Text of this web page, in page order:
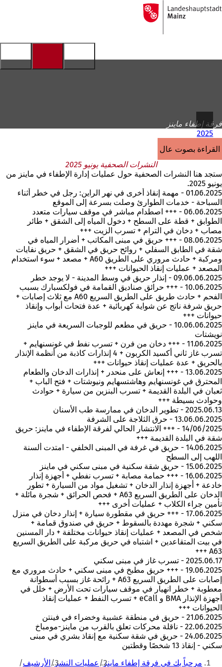
الانتقال إلى المحتوى
إلى
الصفحة
فرقة إطفاء ماينز
2025
القراءة بصوت عالٍ
النشرات الصحفية يونيو 2025
ستجد هنا النشرات الصحفية حول عمليات إدارة الإطفاء في ماينز من
يونيو 2025.
01.06.2025 - مهمة إنقاذ أخرى في نهر الراين: رجل في خطر أثناء
السباحة - خدمات الطوارئ وصلت بسرعة إلى الموقع
06.06.2025 - +++ اصطدام مباشر في موقف سيارات متعدد
الطوابق + قطة على السطح + دخول المياه إلى الشقق + طائر
مصاب + دخان في الترام + تسرب الزيت +++
08.06.2025 - +++ حريق في مبنى المكاتب + أضرار المياه في
شقة في الطابق السفلي + روائح حريق في الشقق + حريق نفايات
ومركبة + حادث مروري على الطريق A60 + مصعد + سوء استخدام
المصعد + عمليات إنقاذ الحيوانات +++
09.06.06.2025 - إنذار حريق في وسط المدينة - لا يوجد خطر
10.06.2025 - +++ حرائق صناديق القمامة في فولكسبارك بسبب
الفحم + حادث طريق على الطريق السريع A60 مع ثلاث إصابات +
حريق شرفة ناتج عن شواية كهربائية + عدة فتحات أبواب وإنقاذ
حيوانات +++
10.06.06.2025 - حريق في مطعم للوجبات السريعة في ماينز
نويشتات
11.06.2025 - +++ دخان من فرن + تسرب نفط في غونسنهايم +
تسرب غاز ثاني أكسيد الكربون + 4 إنذارات كاذبة من أنظمة الإنذار
بالحريق + عدة عمليات إنقاذ حيوانات +++
13.06.2025 - +++ إنعاش على منحدر + إنذارات الدخان والطعام
المحترق في غونسنهايم وهاشتسهايم ونيوشتات + فتح الباب +
ثعبان في البلدة القديمة + تسرب البنزين من سيارة + حوادث
وحوادث بسيطة +++
2025.06.13 - تطوير الدخان في ممارسة طب الأسنان
13.06.06.2025 - حرق الثلاجة على الشرفة
14/06/2025 - +++ الانتشار الحالي لفرقة الإطفاء في ماينز: حريق
شقة في البلدة القديمة +++
14.06.2025 - حريق في غرفة في المبنى الخلفي - امتدت ألسنة
اللهب إلى السطح
15.06.2025 - حريق شقة سكنية في مبنى سكني في ماينز
16.06.2025 - +++ حمامة مصابة + تسرب نفطي + أجهزة إنذار
خادعة + أجهزة إنذار الدخان + تشغيل مواد من السيارة + تطور
الدخان على الطريق السريع A63 + فحص الحرائق + شجرة مائلة +
تأمين جراء الكلاب + عمليات أخرى +++
17.06.2025 - +++ حريق في مقطورة سيارة + إنذار دخان في منزل
سكني + شجرة مهددة بالسقوط + حريق في صندوق قمامة +
شخص في المصعد + عمليات إنقاذ حيوانات مختلفة + دار المسنين
في بيت المتقاعدين + اشتباه في حريق مركبة على الطريق السريع
A63 +++
2025.06.17 - تسرب غاز في مبنى سكني
19.06.2025 - +++ حريق مطبخ في مبنى سكني + حادث مروري مع
إصابات على الطريق السريع A63 + رائحة غاز بسبب أسطوانة
معطوبة + خطر انهيار في موقف سيارات تحت الأرض + خلل في
أجهزة الإنذار BMA و eCall + تسرب النفط + عمليات إنقاذ
الحيوانات +++
21.06.2025 - حريق في منطقة عشبية وخضراء في فينتن
22.06.2025 - ناقلة محركات تعلق بالقرب من ماينز-مومباخ
24.06.2025 - حريق في شقة سكنية مع إنقاذ بشري في مبنى
سكني - إنقاذ 13 شخصًا وقطتين
أنت مرحباً بك في فرقة إطفاء ماينز عمليات النشر الأرشيف